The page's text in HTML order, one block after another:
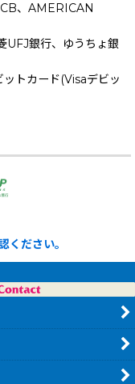
、AMERICAN
UFJ銀行、ゆうちょ銀
ットカード(Visaデビッ
ください。